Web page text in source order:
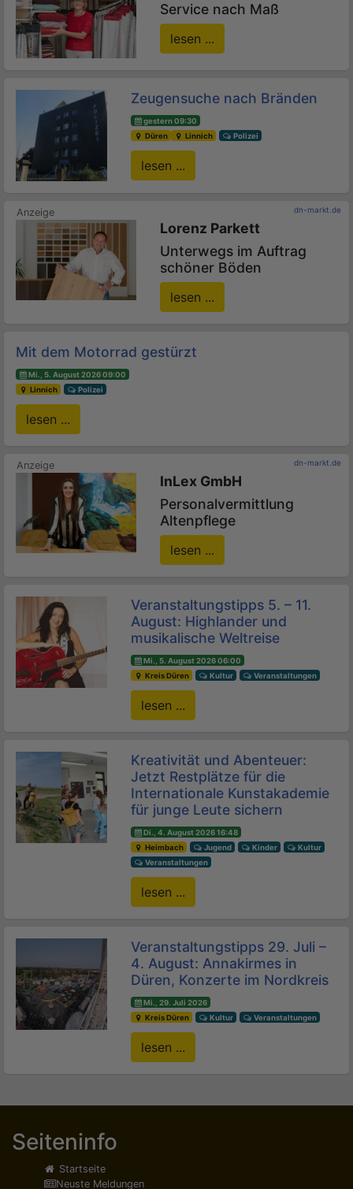
Service nach Maß
lesen ...
Zeugensuche nach Bränden
gestern 09:30
Düren
Linnich Polizei
lesen ...
dn-markt.de
Lorenz Parkett
Unterwegs im Auftrag
schöner Böden
lesen ...
Mit dem Motorrad gestürzt
Mi., 5. August 2026 09:00
Linnich
Polizei
lesen ...
dn-markt.de
InLex GmbH
Personalvermittlung
Altenpflege
lesen ...
Veranstaltungstipps 5. – 11.
August: Highlander und
musikalische Weltreise
Mi., 5. August 2026 06:00
Kreis Düren
Kultur Veranstaltungen
lesen ...
Kreativität und Abenteuer:
Jetzt Restplätze für die
Internationale Kunstakademie
für junge Leute sichern
Di., 4. August 2026 16:48
Heimbach
Jugend Kinder
Kultur
Veranstaltungen
lesen ...
Veranstaltungstipps 29. Juli –
4. August: Annakirmes in
Düren, Konzerte im Nordkreis
Mi., 29. Juli 2026
Kreis Düren
Kultur Veranstaltungen
lesen ...
Seiteninfo
Startseite
Neuste Meldungen